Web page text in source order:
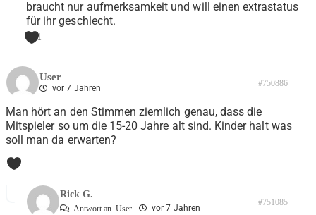
braucht nur aufmerksamkeit und will einen extrastatus
für ihr geschlecht.
1
User
vor 7 Jahren #750886
Man hört an den Stimmen ziemlich genau, dass die
Mitspieler so um die 15-20 Jahre alt sind. Kinder halt was
soll man da erwarten?
1
Rick G.
Antwort an User vor 7 Jahren
#751085